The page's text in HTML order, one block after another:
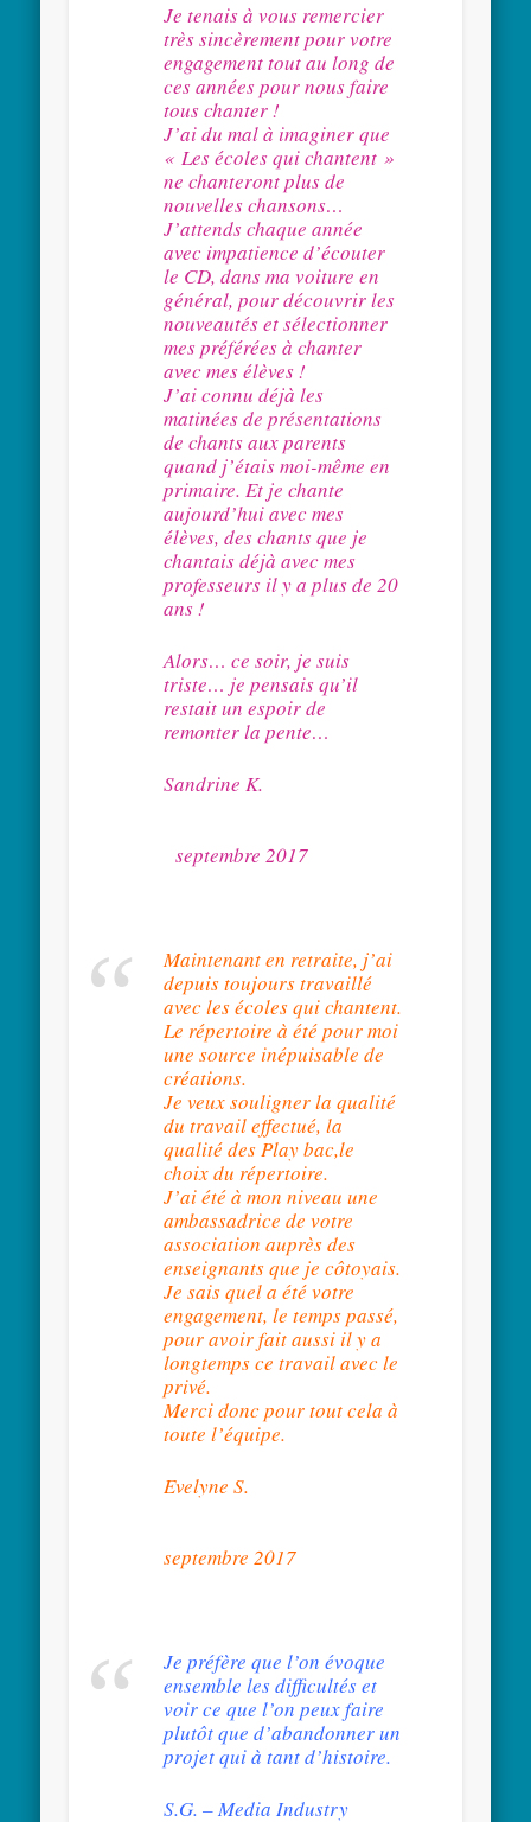
Je tenais à vous remercier
très sincèrement pour votre
engagement tout au long de
ces années pour nous faire
tous chanter !
J’ai du mal à imaginer que
« Les écoles qui chantent »
ne chanteront plus de
nouvelles chansons…
J’attends chaque année
avec impatience d’écouter
le CD, dans ma voiture en
général, pour découvrir les
nouveautés et sélectionner
mes préférées à chanter
avec mes élèves !
J’ai connu déjà les
matinées de présentations
de chants aux parents
quand j’étais moi-même en
primaire. Et je chante
aujourd’hui avec mes
élèves, des chants que je
chantais déjà avec mes
professeurs il y a plus de 20
ans !
Alors… ce soir, je suis
triste… je pensais qu’il
restait un espoir de
remonter la pente…
Sandrine K.
septembre 2017
Maintenant en retraite, j’ai
depuis toujours travaillé
avec les écoles qui chantent.
Le répertoire à été pour moi
une source inépuisable de
créations.
Je veux souligner la qualité
du travail effectué, la
qualité des Play bac,le
choix du répertoire.
J’ai été à mon niveau une
ambassadrice de votre
association auprès des
enseignants que je côtoyais.
Je sais quel a été votre
engagement, le temps passé,
pour avoir fait aussi il y a
longtemps ce travail avec le
privé.
Merci donc pour tout cela à
toute l’équipe.
Evelyne S.
septembre 2017
Je préfère que l’on évoque
ensemble les difficultés et
voir ce que l’on peux faire
plutôt que d’abandonner un
projet qui à tant d’histoire.
S.G. – Media Industry